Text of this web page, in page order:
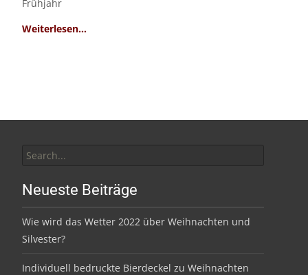
Frühjahr
for:
Neueste Beiträge
Wie wird das Wetter 2022 über Weihnachten und
Silvester?
Individuell bedruckte Bierdeckel zu Weihnachten